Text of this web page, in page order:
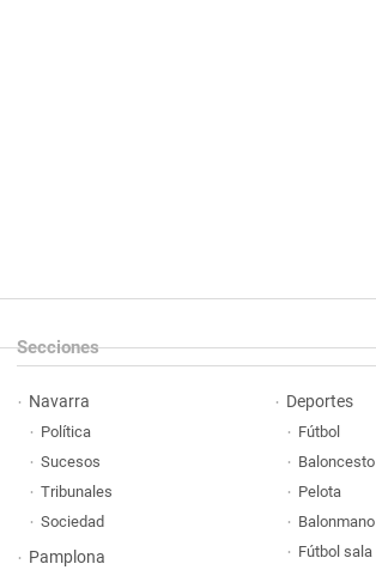
Secciones
Navarra
Política
Sucesos
Tribunales
Sociedad
Pamplona
Deportes
Fútbol
Baloncesto
Pelota
Balonmano
Fútbol sala